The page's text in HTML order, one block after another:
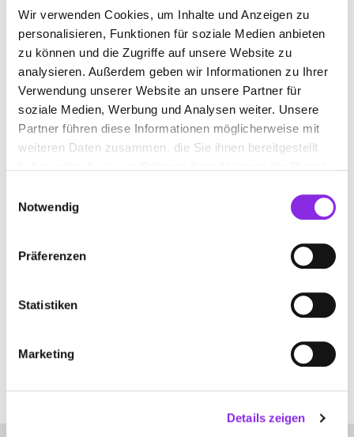
Wir verwenden Cookies, um Inhalte und Anzeigen zu
personalisieren, Funktionen für soziale Medien anbieten
zu können und die Zugriffe auf unsere Website zu
analysieren. Außerdem geben wir Informationen zu Ihrer
Verwendung unserer Website an unsere Partner für
soziale Medien, Werbung und Analysen weiter. Unsere
Partner führen diese Informationen möglicherweise mit
weiteren Daten zusammen, die Sie ihnen bereitgestellt
Notwendig
Präferenzen
Statistiken
Marketing
Details zeigen
ANTRIEBSWELLENGESCHÄFT
Suchen nach
Finden